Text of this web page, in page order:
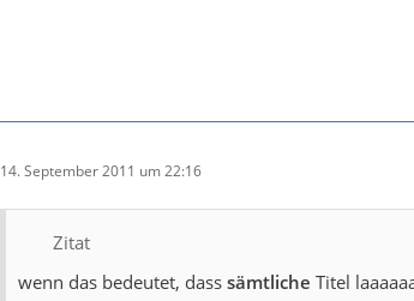
14. September 2011 um 22:16
Zitat
wenn das bedeutet, dass sämtliche Titel